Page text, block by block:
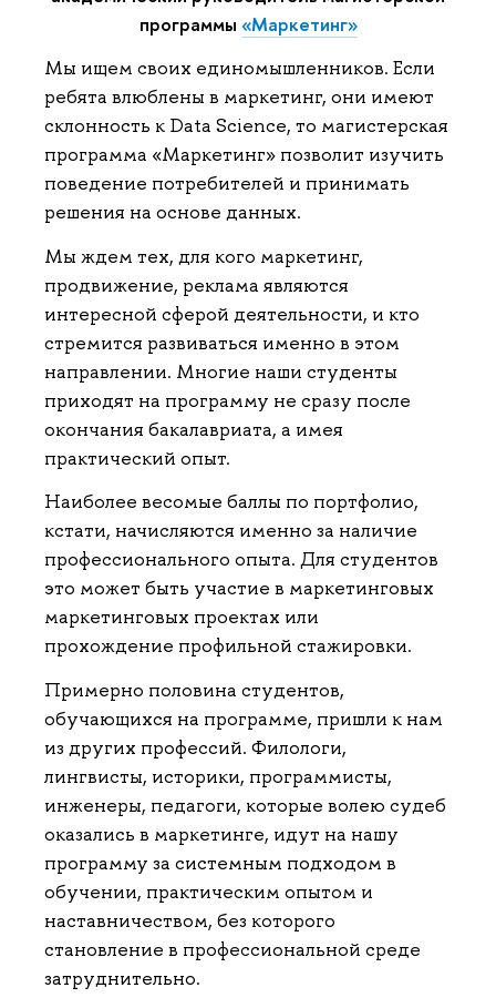
программы «Маркетинг»
Мы ищем своих единомышленников. Если
ребята влюблены в маркетинг, они имеют
склонность к Data Science, то магистерская
программа «Маркетинг» позволит изучить
поведение потребителей и принимать
решения на основе данных.
Мы ждем тех, для кого маркетинг,
продвижение, реклама являются
интересной сферой деятельности, и кто
стремится развиваться именно в этом
направлении. Многие наши студенты
приходят на программу не сразу после
окончания бакалавриата, а имея
практический опыт.
Наиболее весомые баллы по портфолио,
кстати, начисляются именно за наличие
профессионального опыта. Для студентов
это может быть участие в маркетинговых
маркетинговых проектах или
прохождение профильной стажировки.
Примерно половина студентов,
обучающихся на программе, пришли к нам
из других профессий. Филологи,
лингвисты, историки, программисты,
инженеры, педагоги, которые волею судеб
оказались в маркетинге, идут на нашу
программу за системным подходом в
обучении, практическим опытом и
наставничеством, без которого
становление в профессиональной среде
затруднительно.